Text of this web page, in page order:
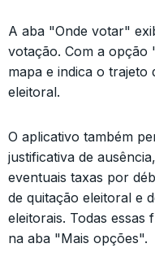
A aba "Onde votar"
votação. Com a
mapa e indica o trajeto
eleitoral.
O aplicativo também
justificativa de
eventuais taxas por
de quitação eleitoral e
eleitorais. Todas essas
na aba "Mais opções".